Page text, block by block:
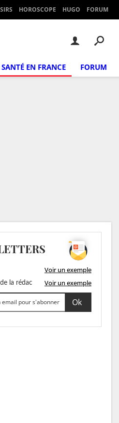
HOROSCOPE HUGO FORUM
EN FRANCE FORUM
Voir un exemple
la rédac Voir un exemple